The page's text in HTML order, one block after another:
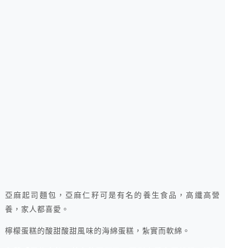
亞麻起司麵包，亞麻仁籽可是有名的養生食品，高纖高營
養，家人都喜愛。
檸檬蛋糕的酸甜酸甜風味的海綿蛋糕，紮實而軟綿。